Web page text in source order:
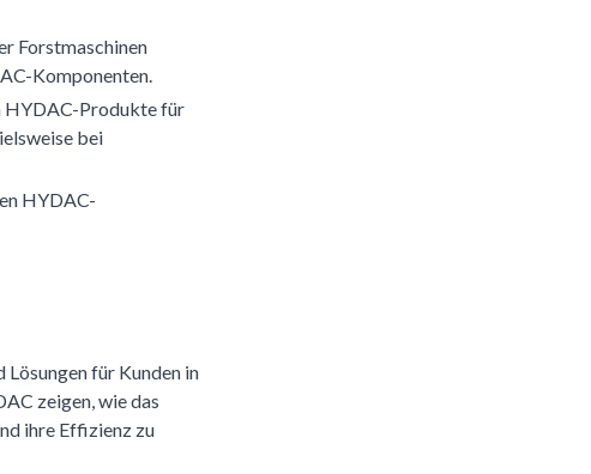
Forstmaschinen
Komponenten.
HYDAC-Produkte für
bei
HYDAC-
für Kunden in
zeigen, wie das
ihre Effizienz zu